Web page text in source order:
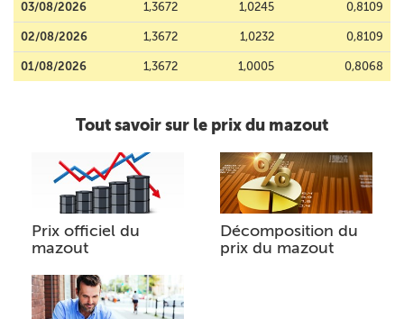
03/08/2026 1,3672 1,0245 0,8109
02/08/2026 1,3672 1,0232 0,8109
01/08/2026 1,3672 1,0005 0,8068
Tout savoir sur le prix du mazout
Prix officiel du
mazout
Décomposition du
prix du mazout